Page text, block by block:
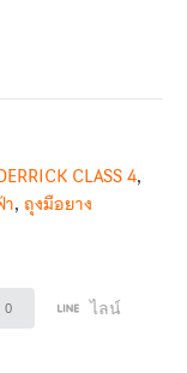
CLASS 4,
, ถุงมือยาง
0 ไลน์